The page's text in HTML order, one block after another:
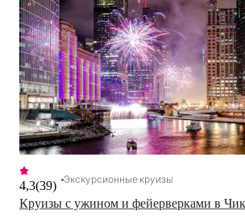
Круизы с ужином и фейерверками в
4,3(39) Экскурсионные круизы